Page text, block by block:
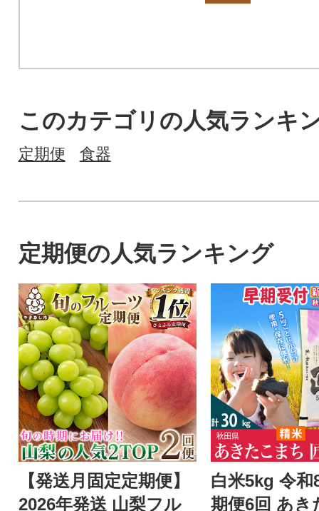
このカテゴリの人気ランキ
定期便 食器
定期便の人気ランキング
【発送月固定定期便】
2026年発送 山梨フル
白米5kg 令和
期便6回 あき